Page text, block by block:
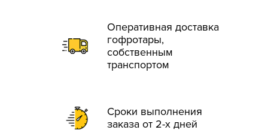
Оперативная доставка
гофротары,
собственным
транспортом
Сроки выполнения
заказа от 2-х дней